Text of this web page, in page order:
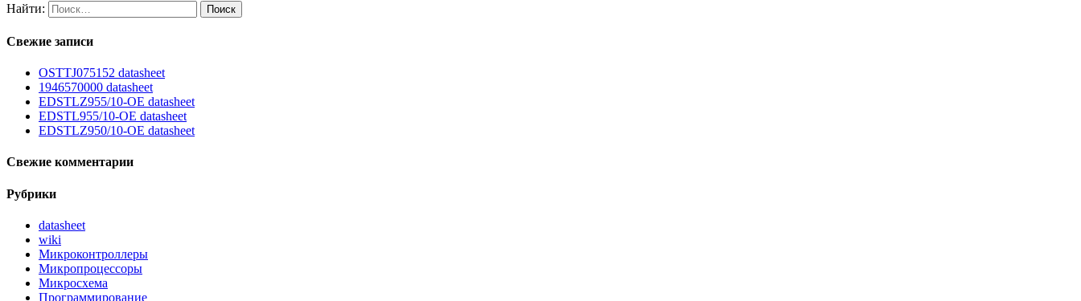
Найти:
Свежие записи
OSTTJ075152 datasheet
1946570000 datasheet
EDSTLZ955/10-OE datasheet
EDSTL955/10-OE datasheet
EDSTLZ950/10-OE datasheet
Свежие комментарии
Рубрики
datasheet
wiki
Микроконтроллеры
Микропроцессоры
Микросхема
Программирование